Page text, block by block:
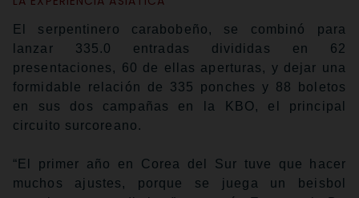
El serpentinero carabobeño, se combinó para
lanzar 335.0 entradas divididas en 62
presentaciones, 60 de ellas aperturas, y dejar una
formidable relación de 335 ponches y 88 boletos
en sus dos campañas en la KBO, el principal
circuito surcoreano.
“El primer año en Corea del Sur tuve que hacer
muchos ajustes, porque se juega un beisbol